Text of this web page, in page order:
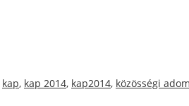
kap, kap 2014, kap2014, közösségi